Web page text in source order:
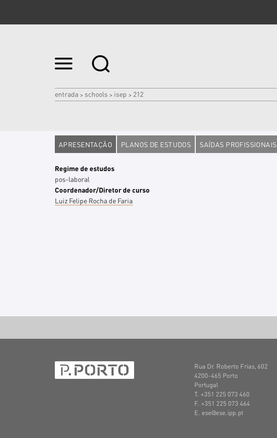
Ir
para
|
Ir
entrada > schools > isep > 212
APRESENTAÇÃO PLANOS DE ESTUDOS SAÍDAS PROFISSIONAIS
Regime de estudos
pos-laboral
Coordenador/Diretor de curso
Luiz Felipe Rocha de Faria
Rua Dr. Roberto Frias, 602
4200-465 Porto
Portugal
T. +351 225 073 460
F. +351 225 073 464
E. ese@ese.ipp.pt